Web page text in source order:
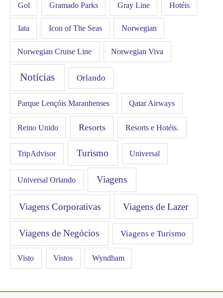
Gol Gramado Parks Gray Line Hotéis
Iata Icon of The Seas Norwegian
Norwegian Cruise Line Norwegian Viva
Notícias Orlando
Parque Lençóis Maranhenses Qatar Airways
Reino Unido Resorts Resorts e Hotéis.
TripAdvisor Turismo Universal
Universal Orlando Viagens
Viagens Corporativas Viagens de Lazer
Viagens de Negócios Viagens e Turismo
Visto Vistos Wyndham